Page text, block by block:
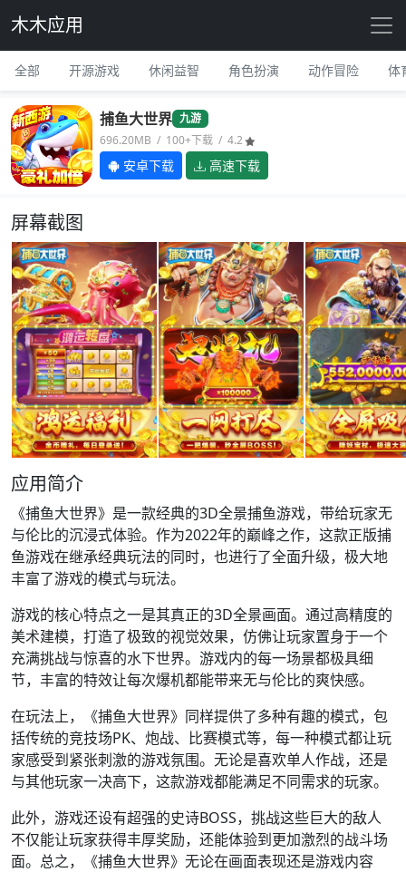
木木应用
全部 开源游戏 休闲益智 角色扮演 动作冒险 体
捕鱼大世界 九游
696.20MB / 100+下载 / 4.2
安卓下载 高速下载
屏幕截图
应用简介
《捕鱼大世界》是一款经典的3D全景捕鱼游戏，带给玩家无
与伦比的沉浸式体验。作为2022年的巅峰之作，这款正版捕
鱼游戏在继承经典玩法的同时，也进行了全面升级，极大地
丰富了游戏的模式与玩法。
游戏的核心特点之一是其真正的3D全景画面。通过高精度的
美术建模，打造了极致的视觉效果，仿佛让玩家置身于一个
充满挑战与惊喜的水下世界。游戏内的每一场景都极具细
节，丰富的特效让每次爆机都能带来无与伦比的爽快感。
在玩法上，《捕鱼大世界》同样提供了多种有趣的模式，包
括传统的竞技场PK、炮战、比赛模式等，每一种模式都让玩
家感受到紧张刺激的游戏氛围。无论是喜欢单人作战，还是
与其他玩家一决高下，这款游戏都能满足不同需求的玩家。
此外，游戏还设有超强的史诗BOSS，挑战这些巨大的敌人
不仅能让玩家获得丰厚奖励，还能体验到更加激烈的战斗场
面。总之，《捕鱼大世界》无论在画面表现还是游戏内容